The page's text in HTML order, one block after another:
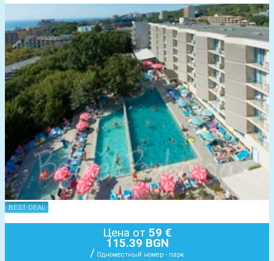
BEST DEAL
Цена от 59 €
115.39 BGN
/ Одноместный номер - парк